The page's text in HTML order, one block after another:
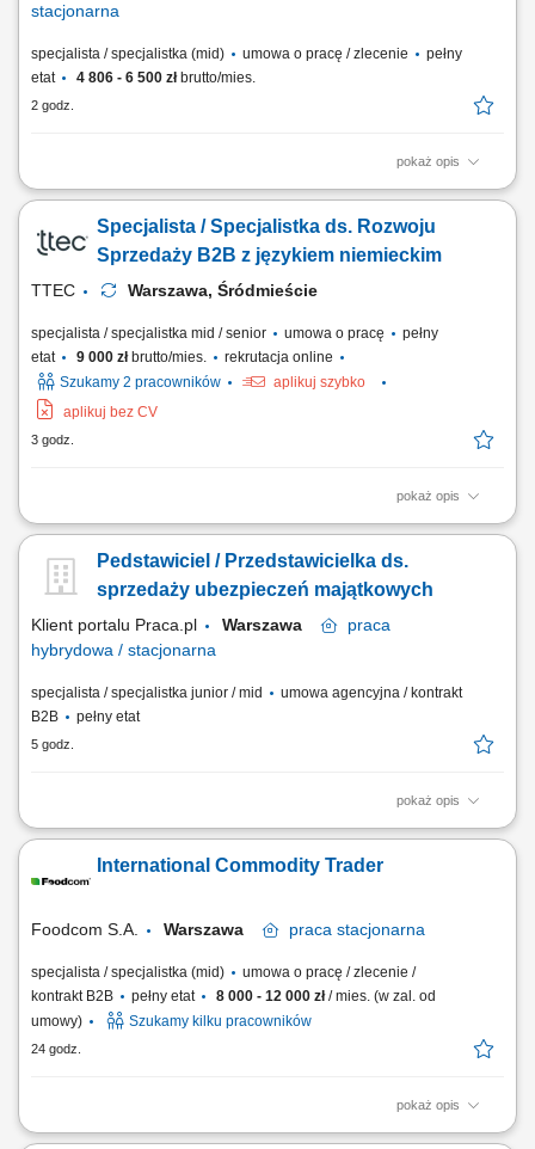
stacjonarna
specjalista / specjalistka (mid) umowa o pracę / zlecenie
pełny
etat
4 806 - 6 500 złbrutto/mies.
2 godz.
pokaż opis
Twoje zadania: Aktywne prowadzenie rozmów telefonicznych z
zespołem sprzedażowym. Oczekujemy: Biegłej znajomości języka
polskiego, Otwartości na kontakt z ludźmi, Wysokiej kultury osobistej i
Specjalista / Specjalistka ds. Rozwoju
Sprzedaży B2B z językiem niemieckim
TTEC Warszawa, Śródmieście
specjalista / specjalistka mid / senior umowa o pracę
pełny
etat
9 000 złbrutto/mies.
rekrutacja online
Szukamy 2 pracowników
aplikuj szybko
aplikuj bez CV
3 godz.
pokaż opis
Opis stanowiska wyszukiwanie i analizowanie potencjalnych klientów
sprzedażowych oraz kwalifikowanie leadów dla zespołu handlowego,
prowadzenie pierwszego kontaktu z potencjalnymi klientami i badanie
Pedstawiciel / Przedstawicielka ds.
sprzedaży ubezpieczeń majątkowych
Klient portalu Praca.pl Warszawa
praca
hybrydowa / stacjonarna
specjalista / specjalistka junior / mid
umowa agencyjna / kontrakt
B2B
pełny etat
5 godz.
pokaż opis
Aktywne budowanie i długofalowe rozwijanie partnerskich relacji z
dopasowania optymalnych planów ochronnych. Przeprowadzanie
International Commodity Trader
Foodcom S.A. Warszawa praca stacjonarna
specjalista / specjalistka (mid)
umowa o pracę / zlecenie /
kontrakt B2B
pełny etat 8 000 - 12 000 zł/ mies. (w zal. od
umowy)
Szukamy kilku pracowników
24 godz.
pokaż opis
Obowiązki: Nawiązywanie relacji handlowych z nowymi Klientami B2B